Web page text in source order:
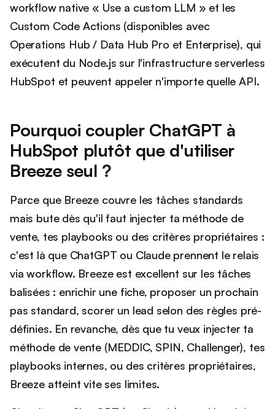
workflow native « Use a custom LLM » et les
Custom Code Actions (disponibles avec
Operations Hub / Data Hub Pro et Enterprise), qui
exécutent du Node.js sur l'infrastructure serverless
HubSpot et peuvent appeler n'importe quelle API.
Pourquoi coupler ChatGPT à
HubSpot plutôt que d'utiliser
Breeze seul ?
Parce que Breeze couvre les tâches standards
mais bute dès qu'il faut injecter ta méthode de
vente, tes playbooks ou des critères propriétaires :
c'est là que ChatGPT ou Claude prennent le relais
via workflow. Breeze est excellent sur les tâches
balisées : enrichir une fiche, proposer un prochain
pas standard, scorer un lead selon des règles pré-
définies. En revanche, dès que tu veux injecter ta
méthode de vente (MEDDIC, SPIN, Challenger), tes
playbooks internes, ou des critères propriétaires,
Breeze atteint vite ses limites.